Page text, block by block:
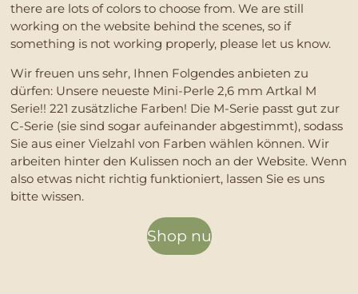
there are lots of colors to choose from. We are still
working on the website behind the scenes, so if
something is not working properly, please let us know.
Wir freuen uns sehr, Ihnen Folgendes anbieten zu
dürfen: Unsere neueste Mini-Perle 2,6 mm Artkal M
Serie!! 221 zusätzliche Farben! Die M-Serie passt gut zur
C-Serie (sie sind sogar aufeinander abgestimmt), sodass
Sie aus einer Vielzahl von Farben wählen können. Wir
arbeiten hinter den Kulissen noch an der Website. Wenn
also etwas nicht richtig funktioniert, lassen Sie es uns
bitte wissen.
Shop nu